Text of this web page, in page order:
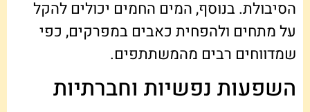
הסיבולת. בנוסף, המים החמים יכולים להקל
על מתחים ולהפחית כאבים במפרקים, כפי
שמדווחים רבים מהמשתתפים.
השפעות נפשיות וחברתיות